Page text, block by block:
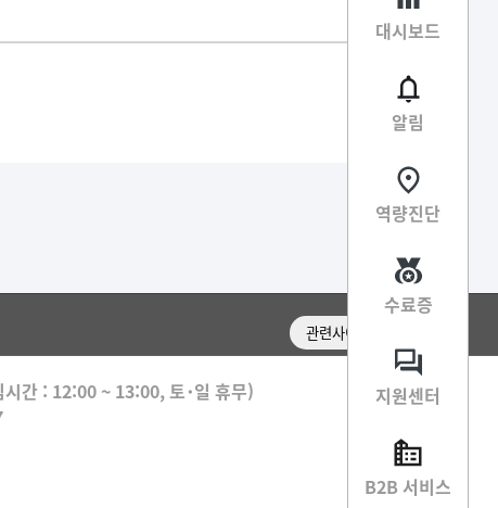
대시보드
알림
역량진단
수료증
지원센터
B2B 서비스
관련사이트 이동
시간 : 12:00 ~ 13:00, 토･일 휴무)